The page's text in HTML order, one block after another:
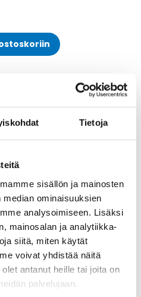
Tietoja
sisällön ja mainosten
ominaisuuksien
analysoimiseen. Lisäksi
mainosalan ja analytiikka-
siitä, miten käytät
voivat yhdistää näitä
antanut heille tai joita on
palvelujaan.
,Kotelon alaosa,Kotelot
kulujen mukaan.
ILME S.p.A
size "21.21"
'-40°C … +125°C
IP44 (IP66/IP67/IP69 with CKR